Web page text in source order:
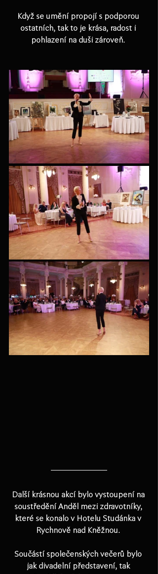
Když se umění propojí s podporou
ostatních, tak to je krása, radost i
pohlazení na duši zároveň.
Další krásnou akcí bylo vystoupení na
soustředění Anděl mezi zdravotníky,
které se konalo v Hotelu Studánka v
Rychnově nad Kněžnou.
Součástí společenských večerů bylo
jak divadelní představení, tak